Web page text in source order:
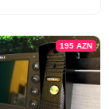
195 AZN